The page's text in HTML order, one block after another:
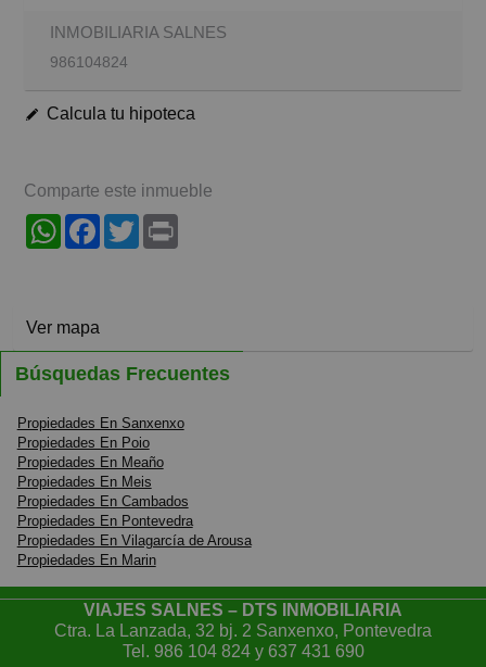
INMOBILIARIA SALNES
986104824
Calcula tu hipoteca
Comparte este inmueble
WhatsAppFacebook
Twitter
Ver mapa
Búsquedas Frecuentes
Propiedades En Sanxenxo
Propiedades En Poio
Propiedades En Meaño
Propiedades En Meis
Propiedades En Cambados
Propiedades En Pontevedra
Propiedades En Vilagarcía de Arousa
Propiedades En Marin
VIAJES SALNES – DTS INMOBILIARIA
Ctra. La Lanzada, 32 bj. 2 Sanxenxo, Pontevedra
Tel. 986 104 824 y 637 431 690